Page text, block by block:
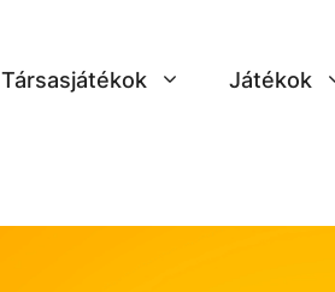
Társasjátékok Játékok